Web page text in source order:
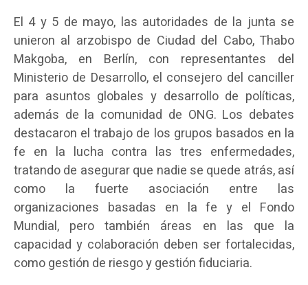
El 4 y 5 de mayo, las autoridades de la junta se
unieron al arzobispo de Ciudad del Cabo, Thabo
Makgoba, en Berlín, con representantes del
Ministerio de Desarrollo, el consejero del canciller
para asuntos globales y desarrollo de políticas,
además de la comunidad de ONG. Los debates
destacaron el trabajo de los grupos basados en la
fe en la lucha contra las tres enfermedades,
tratando de asegurar que nadie se quede atrás, así
como la fuerte asociación entre las
organizaciones basadas en la fe y el Fondo
Mundial, pero también áreas en las que la
capacidad y colaboración deben ser fortalecidas,
como gestión de riesgo y gestión fiduciaria.